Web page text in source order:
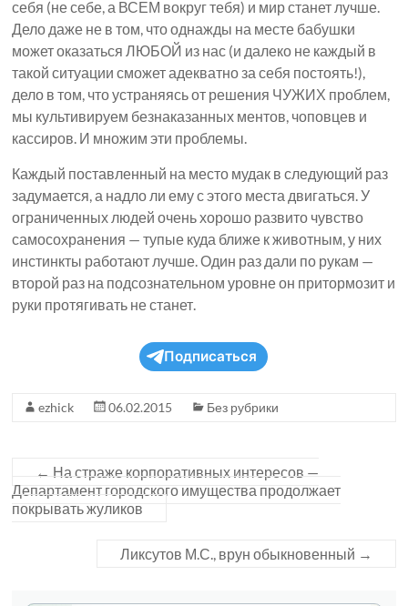
себя (не себе, а ВСЕМ вокруг тебя) и мир станет лучше.
Дело даже не в том, что однажды на месте бабушки
может оказаться ЛЮБОЙ из нас (и далеко не каждый в
такой ситуации сможет адекватно за себя постоять!),
дело в том, что устраняясь от решения ЧУЖИХ проблем,
мы культивируем безнаказанных ментов, чоповцев и
кассиров. И множим эти проблемы.
Каждый поставленный на место мудак в следующий раз
задумается, а надло ли ему с этого места двигаться. У
ограниченных людей очень хорошо развито чувство
самосохранения — тупые куда ближе к животным, у них
инстинкты работают лучше. Один раз дали по рукам —
второй раз на подсознательном уровне он притормозит и
руки протягивать не станет.
Подписаться
ezhick 06.02.2015 Без рубрики
← На страже корпоративных интересов —
Департамент городского имущества продолжает
покрывать жуликов
Ликсутов М.С., врун обыкновенный →